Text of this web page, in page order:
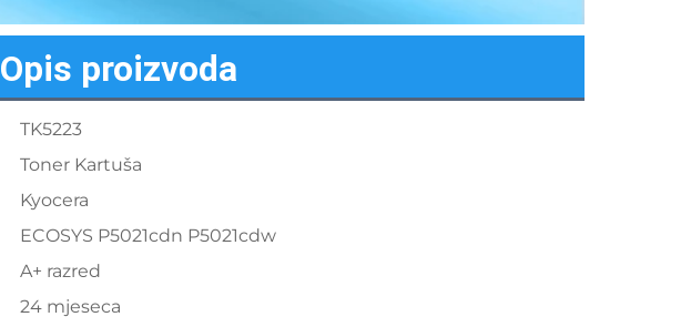
Opis proizvoda
TK5223
Toner Kartuša
Kyocera
ECOSYS P5021cdn P5021cdw
A+ razred
24 mjeseca